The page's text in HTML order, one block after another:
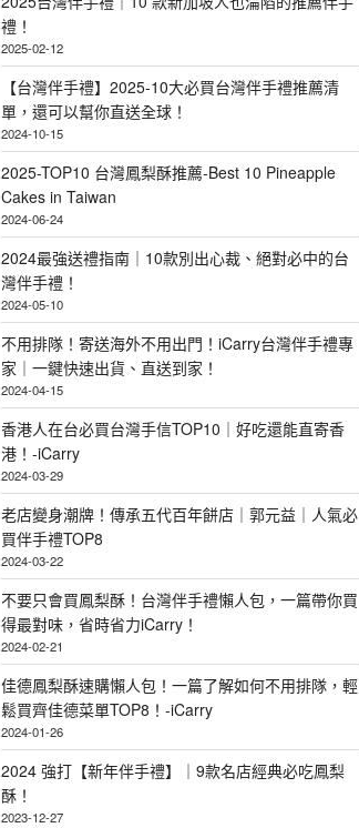
禮！
2025-02-12
【台灣伴手禮】2025-10大必買台灣伴手禮推薦清
單，還可以幫你直送全球！
2024-10-15
2025-TOP10 台灣鳳梨酥推薦-Best 10 Pineapple
Cakes in Taiwan
2024-06-24
2024最強送禮指南｜10款別出心裁、絕對必中的台
灣伴手禮！
2024-05-10
不用排隊！寄送海外不用出門！iCarry台灣伴手禮專
家｜一鍵快速出貨、直送到家！
2024-04-15
香港人在台必買台灣手信TOP10｜好吃還能直寄香
港！-iCarry
2024-03-29
老店變身潮牌！傳承五代百年餅店｜郭元益｜人氣必
買伴手禮TOP8
2024-03-22
不要只會買鳳梨酥！台灣伴手禮懶人包，一篇帶你買
得最對味，省時省力iCarry！
2024-02-21
佳德鳳梨酥速購懶人包！一篇了解如何不用排隊，輕
鬆買齊佳德菜單TOP8！-iCarry
2024-01-26
2024 強打【新年伴手禮】｜9款名店經典必吃鳳梨
酥！
2023-12-27